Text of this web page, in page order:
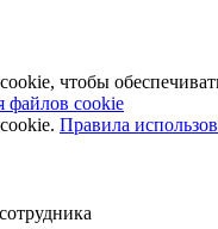
чтобы
файлов cookie
Правила